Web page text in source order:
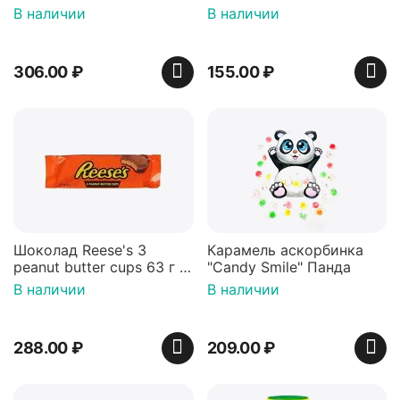
В наличии
306.00₽
мишки 100г, Германия
В наличии
155.00₽
Шоколад Reese's 3
peanut butter cups 63 г с
арахисовой пастой
В наличии
288.00₽
Карамель аскорбинка
"Candy Smile" Панда
В наличии
209.00₽